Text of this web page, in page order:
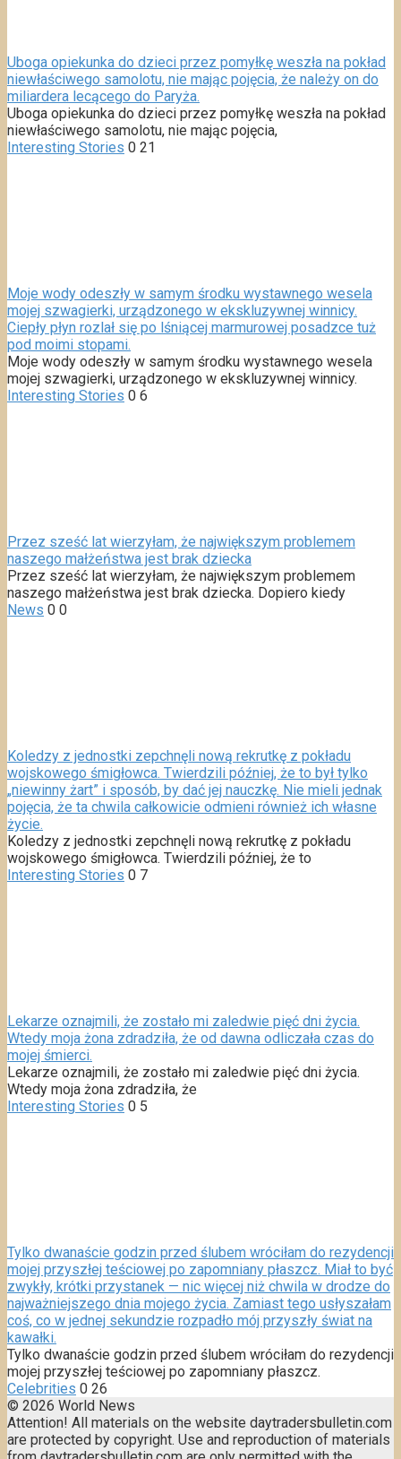
Uboga opiekunka do dzieci przez pomyłkę weszła na pokład
niewłaściwego samolotu, nie mając pojęcia, że należy on do
miliardera lecącego do Paryża.
Uboga opiekunka do dzieci przez pomyłkę weszła na pokład
niewłaściwego samolotu, nie mając pojęcia,
Interesting Stories 0 21
Moje wody odeszły w samym środku wystawnego wesela
mojej szwagierki, urządzonego w ekskluzywnej winnicy.
Ciepły płyn rozlał się po lśniącej marmurowej posadzce tuż
pod moimi stopami.
Moje wody odeszły w samym środku wystawnego wesela
mojej szwagierki, urządzonego w ekskluzywnej winnicy.
Interesting Stories 0 6
Przez sześć lat wierzyłam, że największym problemem
naszego małżeństwa jest brak dziecka
Przez sześć lat wierzyłam, że największym problemem
naszego małżeństwa jest brak dziecka. Dopiero kiedy
News 0 0
Koledzy z jednostki zepchnęli nową rekrutkę z pokładu
wojskowego śmigłowca. Twierdzili później, że to był tylko
„niewinny żart” i sposób, by dać jej nauczkę. Nie mieli jednak
pojęcia, że ta chwila całkowicie odmieni również ich własne
życie.
Koledzy z jednostki zepchnęli nową rekrutkę z pokładu
wojskowego śmigłowca. Twierdzili później, że to
Interesting Stories 0 7
Lekarze oznajmili, że zostało mi zaledwie pięć dni życia.
Wtedy moja żona zdradziła, że od dawna odliczała czas do
mojej śmierci.
Lekarze oznajmili, że zostało mi zaledwie pięć dni życia.
Wtedy moja żona zdradziła, że
Interesting Stories 0 5
Tylko dwanaście godzin przed ślubem wróciłam do rezydencji
mojej przyszłej teściowej po zapomniany płaszcz. Miał to być
zwykły, krótki przystanek — nic więcej niż chwila w drodze do
najważniejszego dnia mojego życia. Zamiast tego usłyszałam
coś, co w jednej sekundzie rozpadło mój przyszły świat na
kawałki.
Tylko dwanaście godzin przed ślubem wróciłam do rezydencji
mojej przyszłej teściowej po zapomniany płaszcz.
Celebrities 0 26
© 2026 World News
Attention! All materials on the website daytradersbulletin.com
are protected by copyright. Use and reproduction of materials